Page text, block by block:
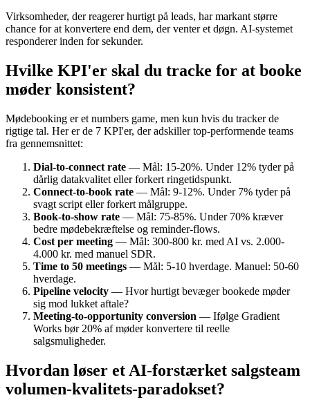
Virksomheder, der reagerer hurtigt på leads, har markant større
chance for at konvertere end dem, der venter et døgn. AI-systemet
responderer inden for sekunder.
Hvilke KPI'er skal du tracke for at booke
møder konsistent?
Mødebooking er et numbers game, men kun hvis du tracker de
rigtige tal. Her er de 7 KPI'er, der adskiller top-performende teams
fra gennemsnittet:
Dial-to-connect rate — Mål: 15-20%. Under 12% tyder på
dårlig datakvalitet eller forkert ringetidspunkt.
Connect-to-book rate — Mål: 9-12%. Under 7% tyder på
svagt script eller forkert målgruppe.
Book-to-show rate — Mål: 75-85%. Under 70% kræver
bedre mødebekræftelse og reminder-flows.
Cost per meeting — Mål: 300-800 kr. med AI vs. 2.000-
4.000 kr. med manuel SDR.
Time to 50 meetings — Mål: 5-10 hverdage. Manuel: 50-60
hverdage.
Pipeline velocity — Hvor hurtigt bevæger bookede møder
sig mod lukket aftale?
Meeting-to-opportunity conversion — Ifølge Gradient
Works bør 20% af møder konvertere til reelle
salgsmuligheder.
Hvordan løser et AI-forstærket salgsteam
volumen-kvalitets-paradokset?